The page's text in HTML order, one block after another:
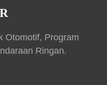
Otomotif, Program
Ringan.